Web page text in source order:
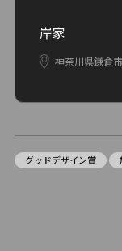
岸家
神奈川県鎌倉
グッドデザイン賞